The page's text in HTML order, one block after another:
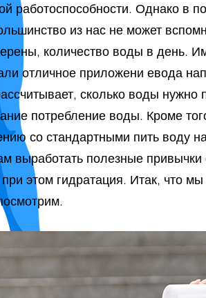
работоспособности. Однако в
из нас не может
количество воды в день.
отличное приложени евода
сколько воды нужно
потребление воды. Кроме
со стандартными пить воду
выработать полезные привычки
этом гидратация. Итак, что